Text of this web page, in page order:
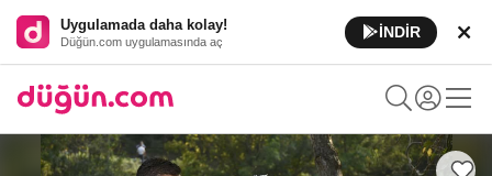
Uygulamada daha kolay!
Düğün.com uygulamasında aç
İNDİR